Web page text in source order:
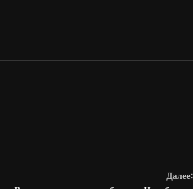
Далее: